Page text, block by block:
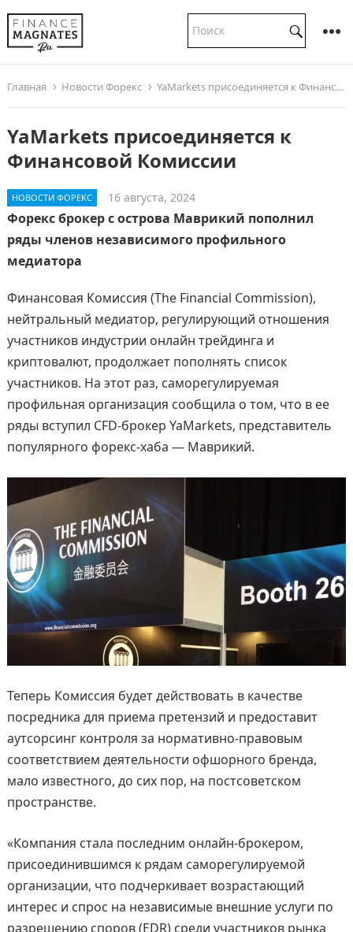
Главная Новости Форекс YaMarkets присоединяется к Финансовой Комиссии
YaMarkets присоединяется к
Финансовой Комиссии
НОВОСТИ ФОРЕКС 16 августа, 2024
Форекс брокер с острова Маврикий пополнил
ряды членов независимого профильного
медиатора
Финансовая Комиссия (The Financial Commission),
нейтральный медиатор, регулирующий отношения
участников индустрии онлайн трейдинга и
криптовалют, продолжает пополнять список
участников. На этот раз, саморегулируемая
профильная организация сообщила о том, что в ее
ряды вступил CFD-брокер YaMarkets, представитель
популярного форекс-хаба — Маврикий.
Теперь Комиссия будет действовать в качестве
посредника для приема претензий и предоставит
аутсорсинг контроля за нормативно-правовым
соответствием деятельности офшорного бренда,
мало известного, до сих пор, на постсоветском
пространстве.
«Компания стала последним онлайн-брокером,
присоединившимся к рядам саморегулируемой
организации, что подчеркивает возрастающий
интерес и спрос на независимые внешние услуги по
разрешению споров (EDR) среди участников рынка